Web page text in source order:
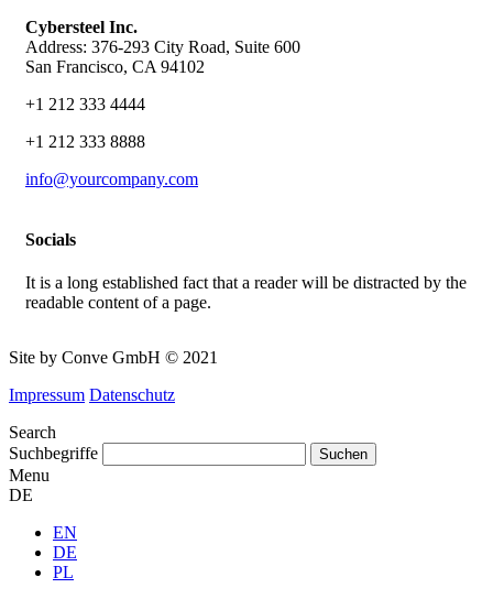
Cybersteel Inc.
Address: 376-293 City Road, Suite 600
San Francisco, CA 94102
+1 212 333 4444
+1 212 333 8888
info@yourcompany.com
Socials
It is a long established fact that a reader will be distracted by the
readable content of a page.
Site by Conve GmbH © 2021
Impressum Datenschutz
Search
Suchbegriffe
Menu
DE
EN
DE
PL